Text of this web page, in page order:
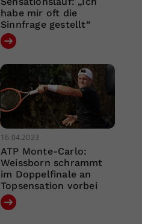
habe mir oft die
Sinnfrage gestellt“
16.04.2023
ATP Monte-Carlo:
Weissborn schrammt
im Doppelfinale an
Topsensation vorbei